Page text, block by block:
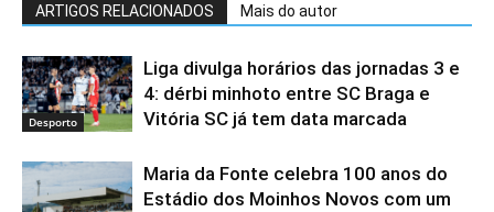
ARTIGOS RELACIONADOS Mais do autor
Desporto
Liga divulga horários das jornadas 3 e
4: dérbi minhoto entre SC Braga e
Vitória SC já tem data marcada
Maria da Fonte celebra 100 anos do
Estádio dos Moinhos Novos com um